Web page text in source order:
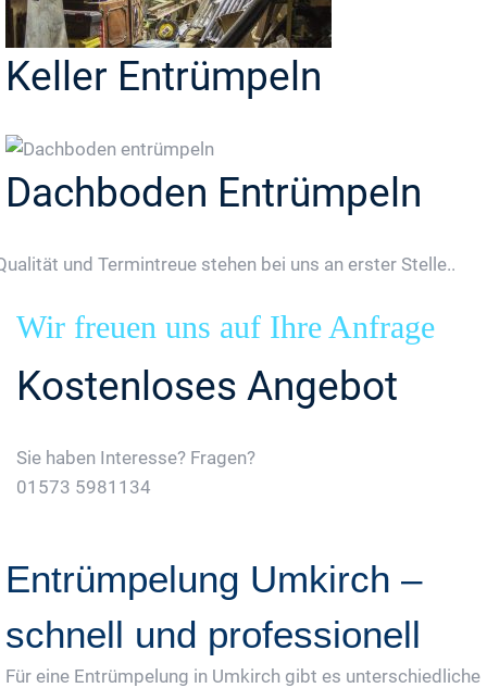
Keller Entrümpeln
Dachboden Entrümpeln
und Termintreue stehen bei uns an erster Stelle..
Wir freuen uns auf Ihre Anfrage
Kostenloses Angebot
Sie haben Interesse? Fragen?
01573 5981134
Entrümpelung Umkirch –
schnell und professionell
Für eine Entrümpelung in Umkirch gibt es unterschiedliche